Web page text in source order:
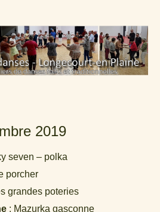
2019
seven – polka
porcher
grandes poteries
: Mazurka gasconne